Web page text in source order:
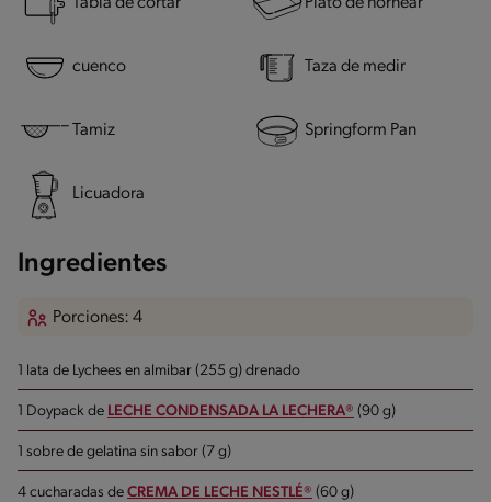
cuenco Taza de medir
Tamiz Springform Pan
Licuadora
Ingredientes
Porciones: 4
1 lata de Lychees en almibar (255 g) drenado
1 Doypack de LECHE CONDENSADA LA LECHERA® (90 g)
1 sobre de gelatina sin sabor (7 g)
4 cucharadas de CREMA DE LECHE NESTLÉ® (60 g)